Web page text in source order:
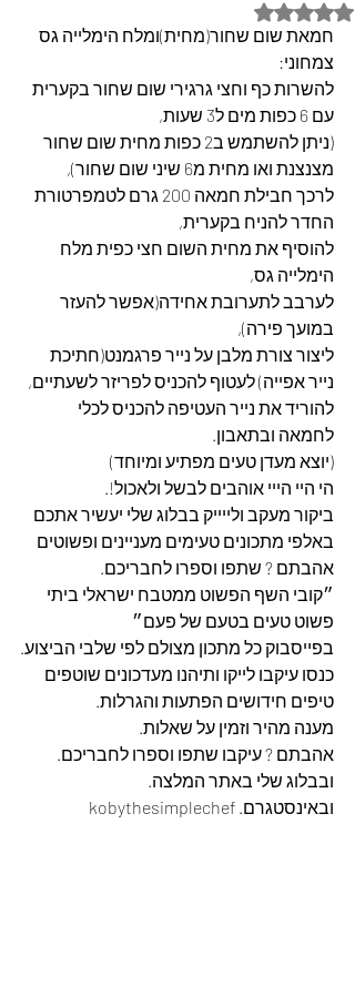
דירוג של NaN מתוך 5 כוכבים
חמאת שום שחור(מחית)ומלח הימלייה גס
צמחוני:
להשרות כף וחצי גרגירי שום שחור בקערית
עם 6 כפות מים ל3 שעות,
(ניתן להשתמש ב2 כפות מחית שום שחור
מצנצנת ואו מחית מ6 שיני שום שחור),
לרכך חבילת חמאה 200 גרם לטמפרטורת
החדר להניח בקערית,
להוסיף את מחית השום חצי כפית מלח
הימלייה גס,
לערבב לתערובת אחידה(אפשר להעזר
במועך פירה),
ליצור צורת מלבן על נייר פרגמנט(חתיכת
נייר אפייה) לעטוף להכניס לפריזר לשעתיים,
להוריד את נייר העטיפה להכניס לכלי
לחמאה ובתאבון.
(יוצא מעדן טעים מפתיע ומיוחד)
הי היי הייי אוהבים לבשל ולאכול!.
ביקור מעקב ולייייק בבלוג שלי יעשיר אתכם
באלפי מתכונים טעימים מעניינים ופשוטים
אהבתם ? שתפו וספרו לחבריכם.
״קובי השף הפשוט ממטבח ישראלי ביתי
פשוט טעים בטעם של פעם״
בפייסבוק כל מתכון מצולם לפי שלבי הביצוע.
כנסו עיקבו לייקו ותיהנו מעדכונים שוטפים
טיפים חידושים הפתעות והגרלות.
מענה מהיר וזמין על שאלות.
אהבתם ? עיקבו שתפו וספרו לחבריכם.
ובבלוג שלי באתר המלצה.
ובאינסטגרם. kobythesimplechef